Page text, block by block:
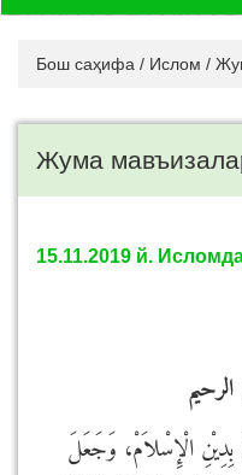
Бош саҳифа / Ислом /
Жума
15.11.2019 й.
بِدِيْنِ الْإِسْلاَمْ، وَجَعَلَ